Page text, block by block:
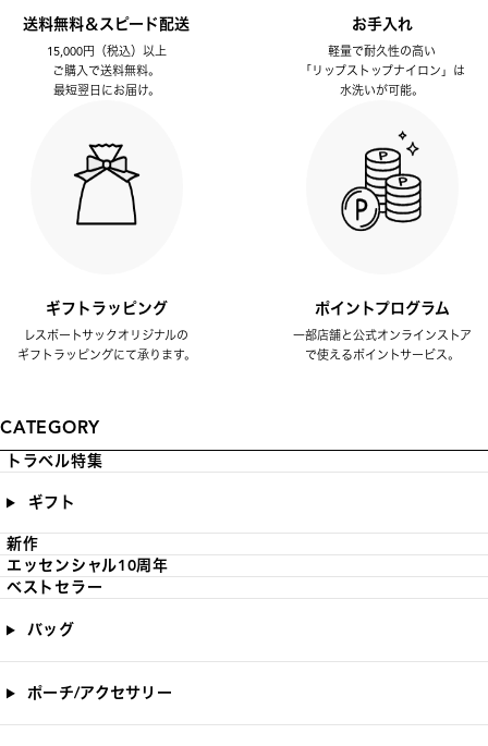
送料無料＆スピード配送
15,000円（税込）以上
ご購入で送料無料。
最短翌日にお届け。
お手入れ
軽量で耐久性の高い
「リップストップナイロン」は
水洗いが可能。
ギフトラッピング
レスポートサックオリジナルの
ギフトラッピングにて承ります。
ポイントプログラム
一部店舗と公式オンラインストア
で使えるポイントサービス。
CATEGORY
トラベル特集
ギフト
新作
エッセンシャル10周年
ベストセラー
バッグ
ポーチ/アクセサリー